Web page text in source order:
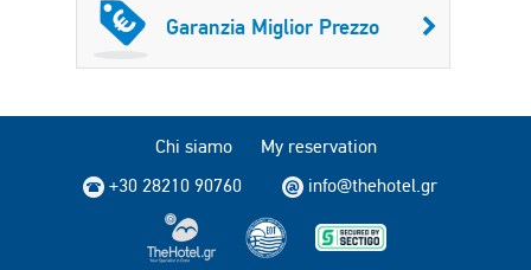
Garanzia Miglior Prezzo
Chi siamo
My reservation
+30 28210 90760
info@thehotel.gr